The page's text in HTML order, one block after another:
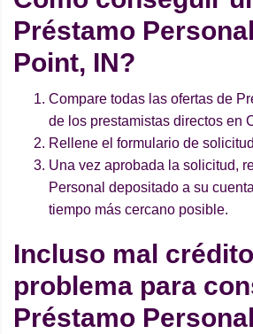
Préstamo
Point, IN?
Compare todas las ofertas de
de los prestamistas directos en
Rellene el formulario de
Una vez aprobada la solicitud,
Personal depositado a su
tiempo más cercano posible.
Incluso mal
problema para
Préstamo